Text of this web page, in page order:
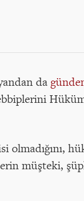
da
olmadığını,
müşteki,